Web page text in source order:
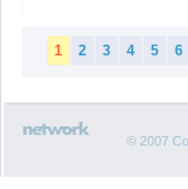
1 2 3 4 5 6
© 2007